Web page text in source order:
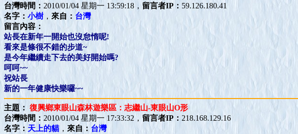
台灣時間： 2010/01/04 星期一 13:59:18， 留言者IP： 59.126.180.41
名字： 小樹 ， 來自： 台灣
留言內容：
站長在新年一開始也沒怠惰呢!
看來是條很不錯的步道~
是今年繼續走下去的美好開始嗎?
呵呵~~
祝站長
新的一年健康快樂囉~~
主題： 復興鄉東眼山森林遊樂區：志繼山-東眼山O形
台灣時間： 2010/01/04 星期一 17:33:32， 留言者IP： 218.168.129.16
名字：天上的貓 ， 來自：台灣